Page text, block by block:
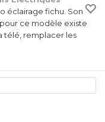
éclairage fichu. Son
ce modèle existe
télé, remplacer les